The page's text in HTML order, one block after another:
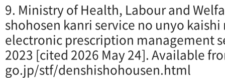
9. Ministry of Health, Labour and
shohosen kanri service no unyo
electronic prescription management
2023 [cited 2026 May 24]. Available
go.jp/stf/denshishohousen.html